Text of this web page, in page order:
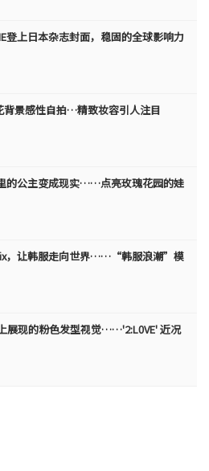
登上日本杂志封面，稳固的全球影响力
背景感性自拍…精致妆容引人注目
的公主变成现实……点亮玫瑰花园的娃
，让韩服走向世界……“韩服浪潮”模
展现的粉色发型视觉……'2:L0VE' 近况